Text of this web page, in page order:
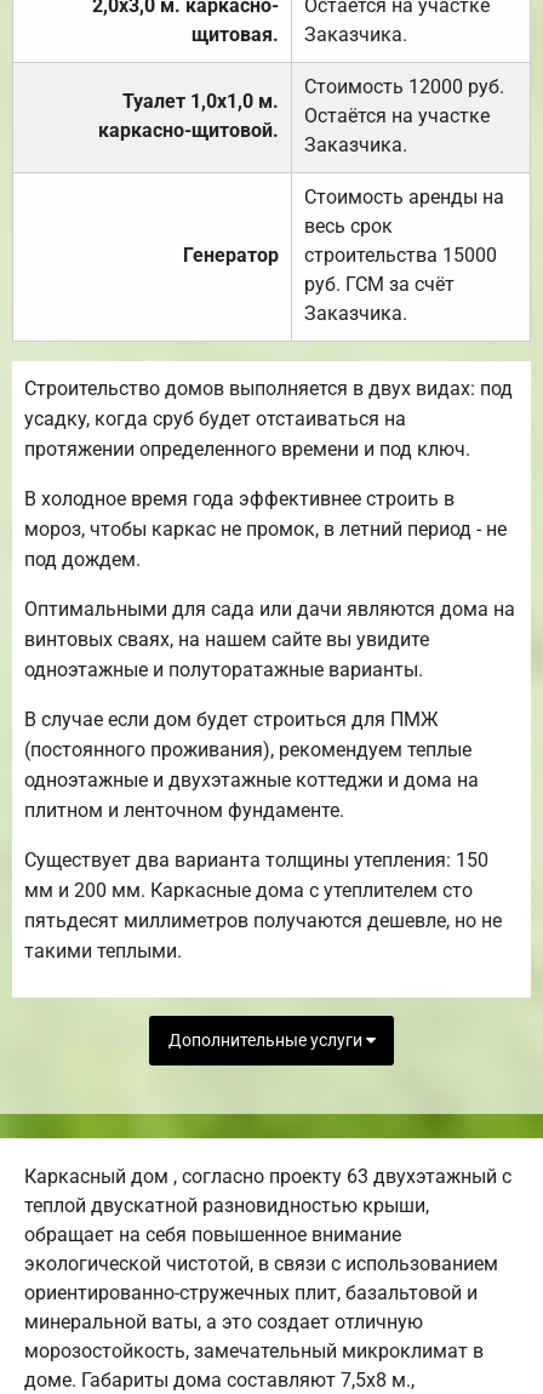
2,0х3,0 м. каркасно-
щитовая.
Остаётся на участке
Заказчика.
Туалет 1,0х1,0 м.
каркасно-щитовой.
Стоимость 12000 руб.
Остаётся на участке
Заказчика.
Генератор
Стоимость аренды на
весь срок
строительства 15000
руб. ГСМ за счёт
Заказчика.
Строительство домов выполняется в двух видах: под
усадку, когда сруб будет отстаиваться на
протяжении определенного времени и под ключ.
В холодное время года эффективнее строить в
мороз, чтобы каркас не промок, в летний период - не
под дождем.
Оптимальными для сада или дачи являются дома на
винтовых сваях, на нашем сайте вы увидите
одноэтажные и полуторатажные варианты.
В случае если дом будет строиться для ПМЖ
(постоянного проживания), рекомендуем теплые
одноэтажные и двухэтажные коттеджи и дома на
плитном и ленточном фундаменте.
Существует два варианта толщины утепления: 150
мм и 200 мм. Каркасные дома с утеплителем сто
пятьдесят миллиметров получаются дешевле, но не
такими теплыми.
Дополнительные услуги
Каркасный дом , согласно проекту 63 двухэтажный с
теплой двускатной разновидностью крыши,
обращает на себя повышенное внимание
экологической чистотой, в связи с использованием
ориентированно-стружечных плит, базальтовой и
минеральной ваты, а это создает отличную
морозостойкость, замечательный микроклимат в
доме. Габариты дома составляют 7,5х8 м.,